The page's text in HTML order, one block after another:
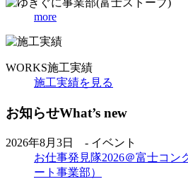
more
WORKS施工実績
施工実績を見る
お知らせWhat’s new
2026年8月3日 - イベント
お仕事発見隊2026＠富士コン
ート事業部）